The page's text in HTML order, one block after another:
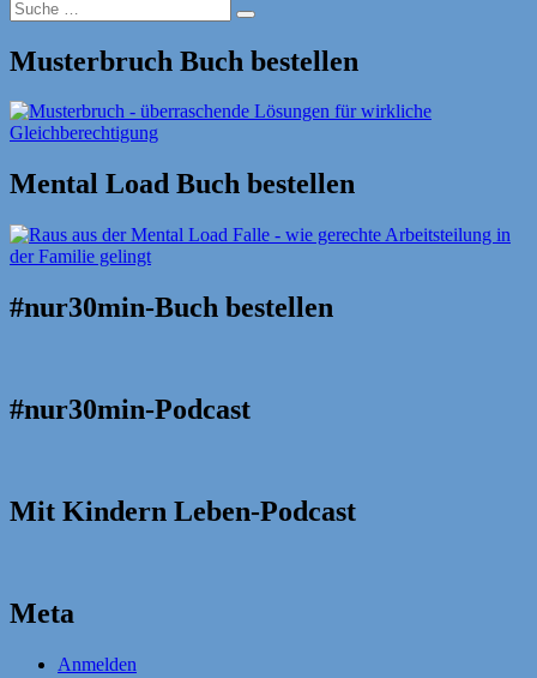
Suche
nach:
Suche
Musterbruch Buch bestellen
Mental Load Buch bestellen
#nur30min-Buch bestellen
#nur30min-Podcast
Mit Kindern Leben-Podcast
Meta
Anmelden